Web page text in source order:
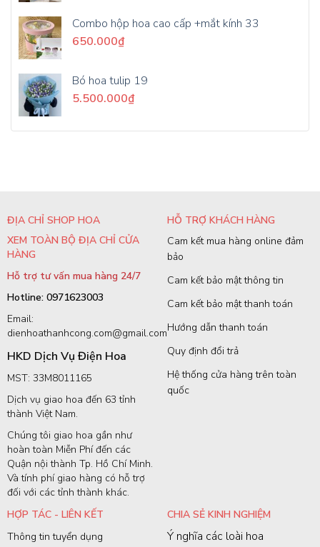
Combo hộp hoa cao cấp +mắt kính 33
650.000₫
Bó hoa tulip 19
5.500.000₫
ĐỊA CHỈ SHOP HOA
XEM TOÀN BỘ ĐỊA CHỈ CỬA
HÀNG
Hỗ trợ tư vấn mua hàng 24/7
Hotline: 0971623003
Email:
dienhoathanhcong.com@gmail.com
HKD Dịch Vụ Điện Hoa
MST: 33M8011165
Dịch vụ giao hoa đến 63 tỉnh
thành Việt Nam.
Chúng tôi giao hoa gần như
hoàn toàn Miễn Phí đến các
Quận nội thành Tp. Hồ Chí Minh.
Và tính phí giao hàng có hỗ trợ
đối với các tỉnh thành khác.
HỖ TRỢ KHÁCH HÀNG
Cam kết mua hàng online đảm
bảo
Cam kết bảo mật thông tin
Cam kết bảo mật thanh toán
Hướng dẫn thanh toán
Quy định đổi trả
Hệ thống cửa hàng trên toàn
quốc
HỢP TÁC - LIÊN KẾT
Thông tin tuyển dụng
CHIA SẺ KINH NGHIỆM
Ý nghĩa các loài hoa